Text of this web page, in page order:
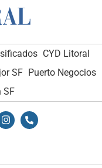
CYD Litoral
SF Puerto Negocios
SF